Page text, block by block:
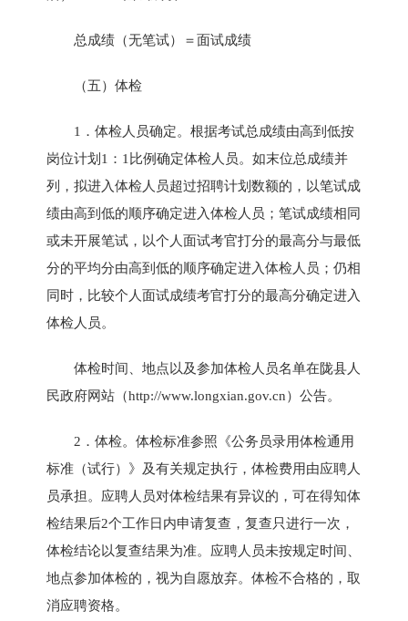
总成绩（无笔试）＝面试成绩
（五）体检
1．体检人员确定。根据考试总成绩由高到低按
岗位计划1：1比例确定体检人员。如末位总成绩并
列，拟进入体检人员超过招聘计划数额的，以笔试成
绩由高到低的顺序确定进入体检人员；笔试成绩相同
或未开展笔试，以个人面试考官打分的最高分与最低
分的平均分由高到低的顺序确定进入体检人员；仍相
同时，比较个人面试成绩考官打分的最高分确定进入
体检人员。
体检时间、地点以及参加体检人员名单在陇县人
民政府网站（http://www.longxian.gov.cn）公告。
2．体检。体检标准参照《公务员录用体检通用
标准（试行）》及有关规定执行，体检费用由应聘人
员承担。应聘人员对体检结果有异议的，可在得知体
检结果后2个工作日内申请复查，复查只进行一次，
体检结论以复查结果为准。应聘人员未按规定时间、
地点参加体检的，视为自愿放弃。体检不合格的，取
消应聘资格。